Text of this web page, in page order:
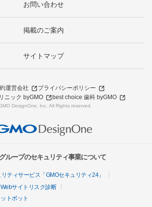
お問い合わせ
掲載のご案内
サイトマップ
運営会社
プライバシーポリシー
ニック byGMO
best choice 歯科 byGMO
DesignOne, Inc. All Rights reserved.
ループのセキュリティ事業について
ティサービス「GMOセキュリティ24」
Webサイトリスク診断
トボット